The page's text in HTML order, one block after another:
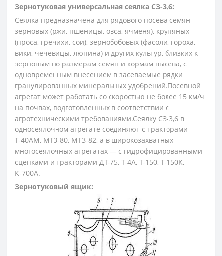
Зернотуковая универсальная сеялка СЗ-3,6:
Сеял­ка предназначена для рядового посева семян
зерновых (ржи, пшеницы, овса, ячменя), крупяных
(проса, гречихи, сои), зернобобовых (фасоли, гороха,
вики, чечевицы, люпина) и других культур, близких к
зер­новым но размерам семян и кормам высева, с
одновременным внесением в засеваемые рядки
гранулированных минеральных удобрений.Посевной
агрегат может работать со скоростью не более 15 км/ч
на почвах, подготовленных в соответствии с
агротехническими требованиями.Сеялку СЗ-3,6 в
односеялочном агрегате соединя­ют с тракторами
Т-40АМ, МТЗ-80, МТЗ-82, а в широ­козахватных
многосеялочных агрегатах — с гидрофицированными
сцепками и тракторами ДТ-75, Т-4А, Т-150, Т-150К,
К-700А.
Зернотуковый ящик: